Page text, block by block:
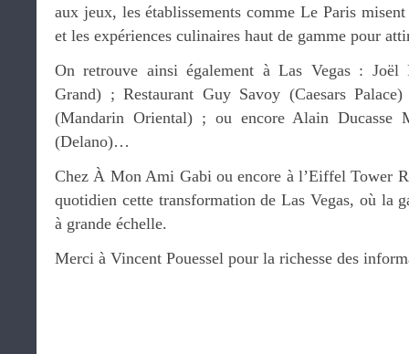
aux jeux, les établissements comme Le Paris
et les expériences culinaires haut de gamme pour
On retrouve ainsi également à Las Vegas : Joël
Grand) ; Restaurant Guy Savoy (Caesars
(Mandarin Oriental) ; ou encore Alain Ducasse
(Delano)…
Chez À Mon Ami Gabi ou encore à l’Eiffel Tower
quotidien cette transformation de Las Vegas, où la
à grande échelle.
Merci à Vincent Pouessel pour la richesse des